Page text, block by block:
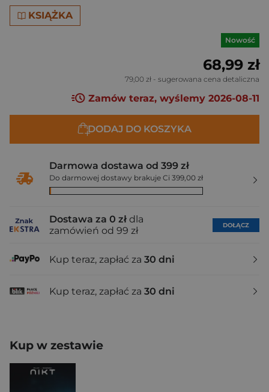
KSIĄŻKA
Nowość
68,99 zł
79,00 zł - sugerowana cena detaliczna
Zamów teraz, wyślemy 2026-08-11
DODAJ DO KOSZYKA
Darmowa dostawa od 399 zł
Do darmowej dostawy brakuje Ci 399,00 zł
Dostawa za 0 zł dla
zamówień od 99 zł
DOŁĄCZ
Kup teraz, zapłać za 30 dni
Kup teraz, zapłać za 30 dni
Kup w zestawie